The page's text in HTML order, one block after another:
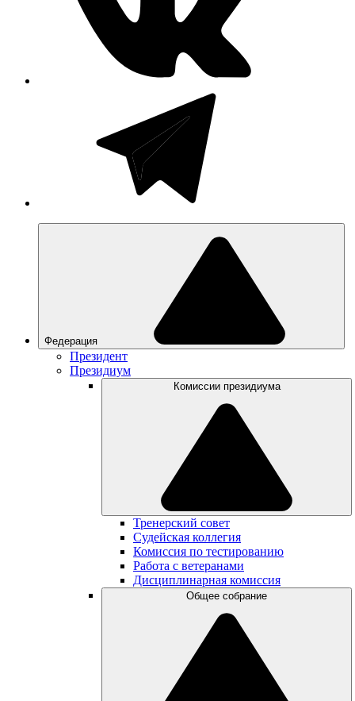
Федерация
Президент
Президиум
Комиссии президиума
Тренерский совет
Судейская коллегия
Комиссия по тестированию
Работа с ветеранами
Дисциплинарная комиссия
Общее собрание